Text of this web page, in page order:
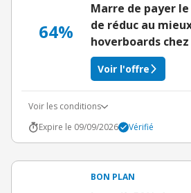
64%
Marre de payer
de réduc au
hoverboards
Voir l'offre
Voir les conditions
Expire le 09/09/2026
Vérifié
BON PLAN